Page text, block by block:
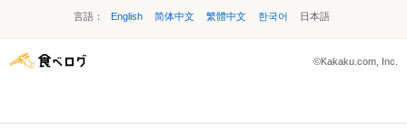
言語： English 简体中文 繁體中文 한국어 日本語
©Kakaku.com, Inc.